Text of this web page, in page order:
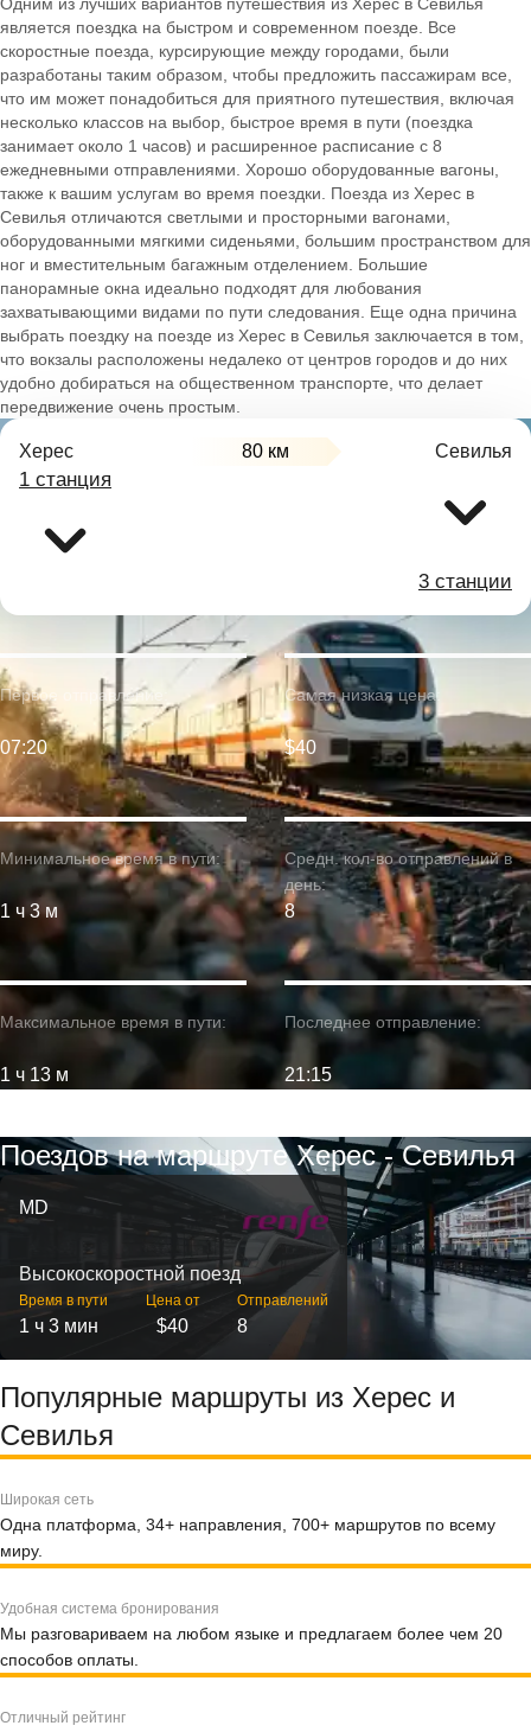
является поездка на быстром и современном поезде. Все
скоростные поезда, курсирующие между городами, были
разработаны таким образом, чтобы предложить пассажирам все,
что им может понадобиться для приятного путешествия, включая
несколько классов на выбор, быстрое время в пути (поездка
занимает около 1 часов) и расширенное расписание с 8
ежедневными отправлениями. Хорошо оборудованные вагоны,
также к вашим услугам во время поездки. Поезда из Херес в
Севилья отличаются светлыми и просторными вагонами,
оборудованными мягкими сиденьями, большим пространством для
ног и вместительным багажным отделением. Большие
панорамные окна идеально подходят для любования
захватывающими видами по пути следования. Еще одна причина
выбрать поездку на поезде из Херес в Севилья заключается в том,
что вокзалы расположены недалеко от центров городов и до них
удобно добираться на общественном транспорте, что делает
передвижение очень простым.
Херес 80 км Севилья
1 станция
3 станции
Минимальное время в пути:
1 ч 3 м
Первое отправление:
07:20
Максимальное время в пути:
1 ч 13 м
Самая низкая цена:
$40
Средн. кол-во отправлений в
день:
8
Последнее отправление:
21:15
Поездов на маршруте Херес - Севилья
MD
Высокоскоростной поезд
Время в пути
1 ч 3 мин
Цена от
$40
Отправлений
8
Популярные маршруты из Херес и
Севилья
Широкая сеть
Одна платформа, 34+ направления, 700+ маршрутов по всему
миру.
Удобная система бронирования
Мы разговариваем на любом языке и предлагаем более чем 20
способов оплаты.
Отличный рейтинг